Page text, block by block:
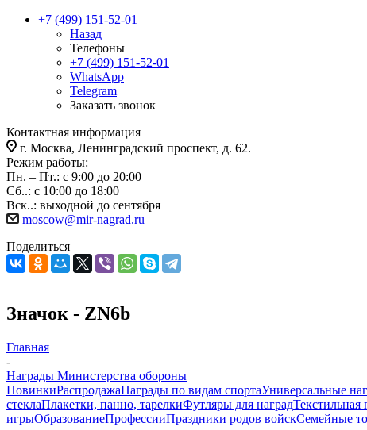
+7 (499) 151-52-01
Назад
Телефоны
+7 (499) 151-52-01
WhatsApp
Telegram
Заказать звонок
Контактная информация
г. Москва, Ленинградский проспект, д. 62.
Режим работы:
Пн. – Пт.: с 9:00 до 20:00
Сб..: с 10:00 до 18:00
Вск..: выходной до сентября
moscow@mir-nagrad.ru
Поделиться
Значок - ZN6b
Главная
-
Награды Министерства обороны
НовинкиРаспродажаНаграды по видам спортаУниверсальные
стеклаПлакетки, панно, тарелкиФутляры для наградТекстильная
игрыОбразованиеПрофессииПраздники родов войскСемейные